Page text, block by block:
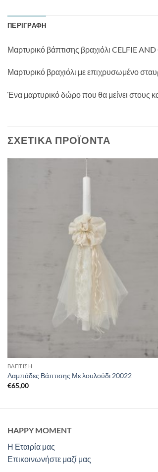
ΠΕΡΙΓΡΑΦΉ
Μαρτυρικό βάπτισης βραχιόλι CELFIE
Μαρτυρικό βραχιόλι με επιχρυσωμένο
Ένα μαρτυρικό δώρο που θα μείνει στους
ΣΧΕΤΙΚΆ ΠΡΟΪΌΝΤΑ
ΒΑΠΤΙΣΗ
Λαμπάδες Βάπτισης Με λουλούδι 20022
€65,00
HAPPY MOMENT
Η Εταιρία μας
Επικοινωνήστε μαζί μας